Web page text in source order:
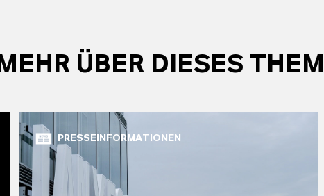
MEHR ÜBER DIESES
PRESSEINFORMATIONEN